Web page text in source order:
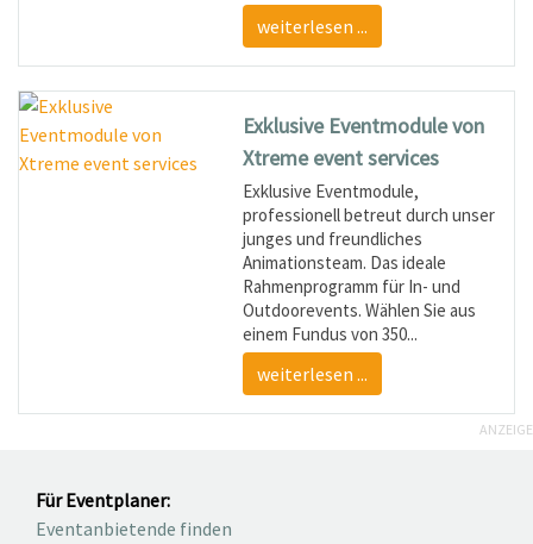
weiterlesen ...
Exklusive Eventmodule von
Xtreme event services
Exklusive Eventmodule,
professionell betreut durch unser
junges und freundliches
Animationsteam. Das ideale
Rahmenprogramm für In- und
Outdoorevents. Wählen Sie aus
einem Fundus von 350...
weiterlesen ...
ANZEIGE
Für Eventplaner:
Eventanbietende finden